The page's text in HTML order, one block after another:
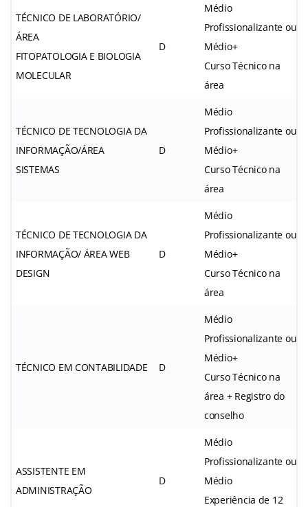
TÉCNICO DE LABORATÓRIO/
ÁREA
FITOPATOLOGIA E BIOLOGIA
MOLECULAR
D
Médio
Profissionalizante ou
Médio+
Curso Técnico na
área
TÉCNICO DE TECNOLOGIA DA
INFORMAÇÃO/ÁREA
SISTEMAS
D
Médio
Profissionalizante ou
Médio+
Curso Técnico na
área
TÉCNICO DE TECNOLOGIA DA
INFORMAÇÃO/ ÁREA WEB
DESIGN
D
Médio
Profissionalizante ou
Médio+
Curso Técnico na
área
TÉCNICO EM CONTABILIDADE D
Médio
Profissionalizante ou
Médio+
Curso Técnico na
área + Registro do
conselho
ASSISTENTE EM
ADMINISTRAÇÃO
D
Médio
Profissionalizante ou
Médio
Experiência de 12